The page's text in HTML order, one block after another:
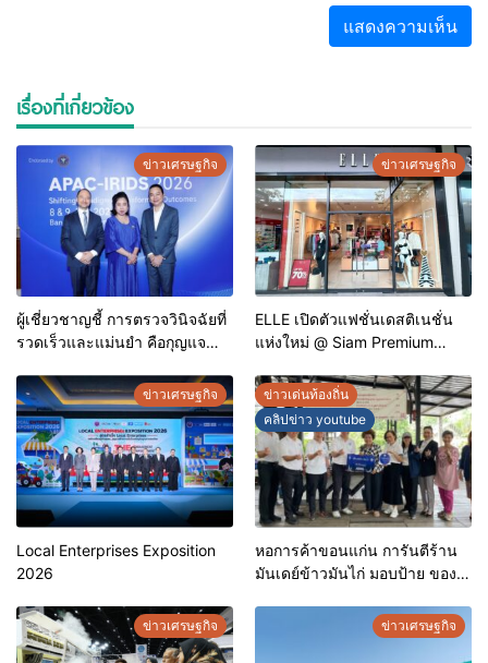
เรื่องที่เกี่ยวข้อง
ข่าวเศรษฐกิจ
ผู้เชี่ยวชาญชี้ การตรวจวินิจฉัยที่
รวดเร็วและแม่นยำ คือกุญแจ
ประเทศไทย
ข่าวเศรษฐกิจ
ELLE เปิดตัวแฟชั่นเดสติเนชั่น
แห่งใหม่ @ Siam Premium
ดีลพิเศษลดสูงสุด 70%
ข่าวเศรษฐกิจ
Local Enterprises Exposition
2026
ข่าวเด่นท้องถิ่น
คลิปข่าว youtube
หอการค้าขอนแก่น การันตีร้าน
มันเดย์ข้าวมันไก่ มอบป้าย ของดี
ประกอบการคุณภาพ ยกระดับ
มาตรฐาน สร้างความเชื่อมั่นให้ผู้
ข่าวเศรษฐกิจ ข่าวเศรษฐกิจ